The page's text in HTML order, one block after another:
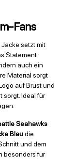
Fans
setzt mit
Statement.
auch ein
Material sorgt
auf Brust und
sorgt. Ideal für
Seahawks
Blaudie
und dem
besonders für